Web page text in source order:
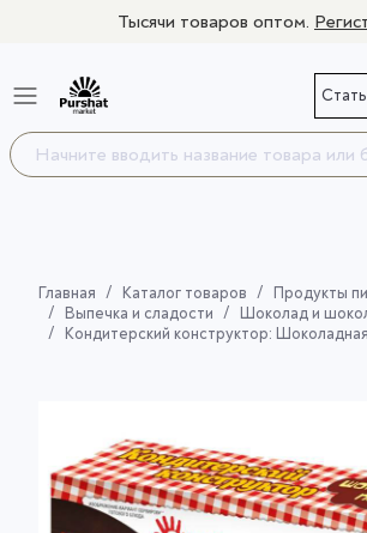
Тысячи товаров оптом.
Главная Каталог товаров
Продукты
Выпечка и сладости
Шоколад и
Кондитерский конструктор: